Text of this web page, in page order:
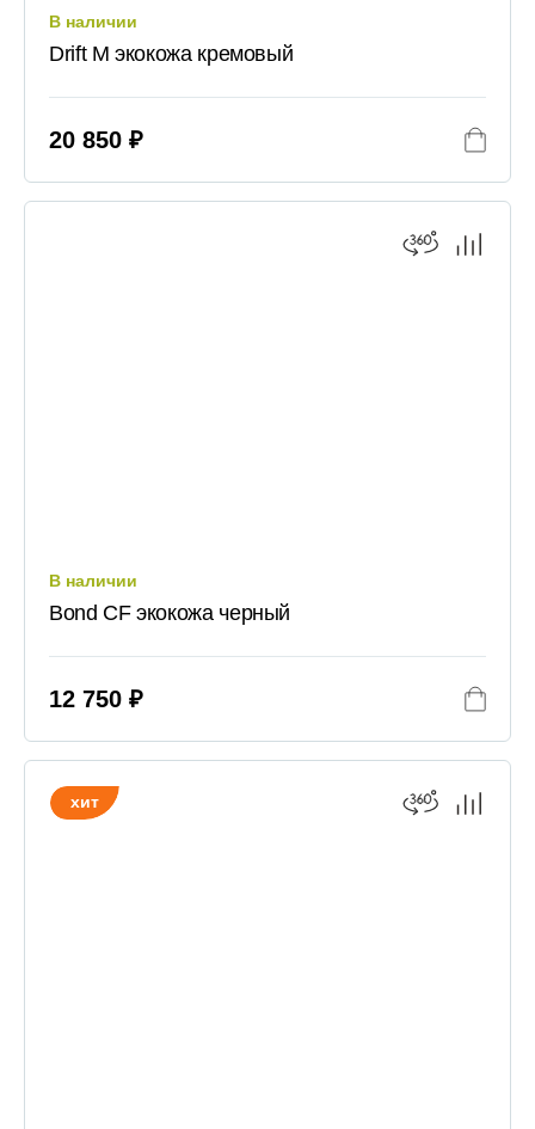
В наличии
Drift M экокожа кремовый
20 850 ₽
В наличии
Bond CF экокожа черный
12 750 ₽
хит